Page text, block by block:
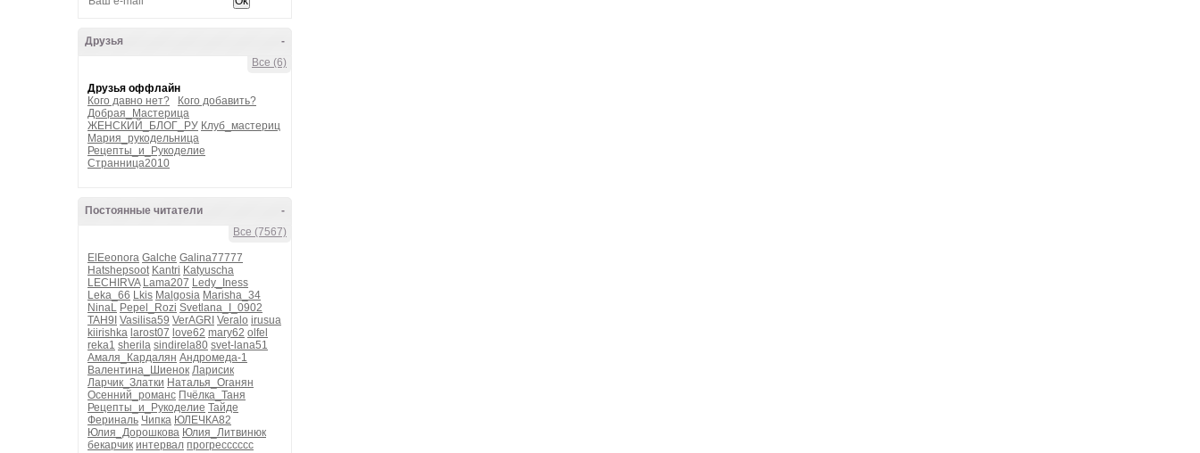
-
Друзья
Все (6)
Друзья оффлайн
Кого давно нет?
Кого добавить?
Добрая_Мастерица
ЖЕНСКИЙ_БЛОГ_РУ Клуб_мастериц
Мария_рукодельница
Рецепты_и_Рукоделие
Странница2010
-
Постоянные читатели
Все (7567)
ElEeonora Galche Galina77777
Hatshepsoot Kantri Katyuscha
LECHIRVA Lama207 Ledy_Iness
Leka_66 Lkis Malgosia Marisha_34
NinaL Pepel_Rozi Svetlana_I_0902
TAH9I Vasilisa59 VerAGRI Veralo irusua
kiirishka larost07 love62 mary62 olfel
reka1 sherila sindirela80 svet-lana51
Амаля_Кардалян Андромеда-1
Валентина_Шиенок Ларисик
Ларчик_Златки Наталья_Оганян
Осенний_романс Пчёлка_Таня
Рецепты_и_Рукоделие Тайде
Фериналь Чипка ЮЛЕЧКА82
Юлия_Дорошкова Юлия_Литвинюк
бекарчик интервал прогресссссс